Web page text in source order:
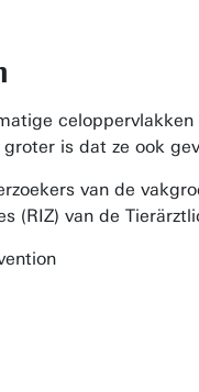
is dat ze ook
van de
(RIZ) van de